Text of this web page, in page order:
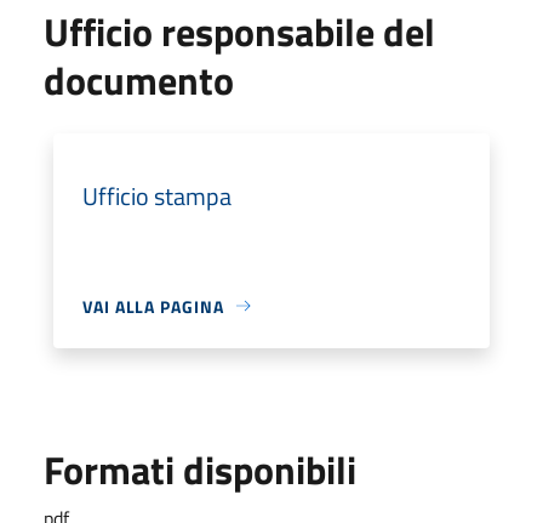
Ufficio responsabile del
documento
Ufficio stampa
VAI ALLA PAGINA
Formati disponibili